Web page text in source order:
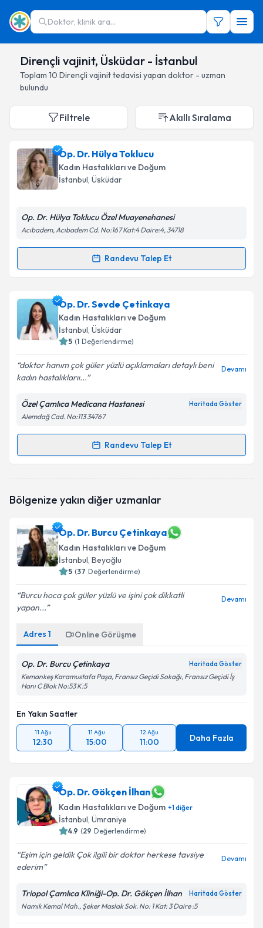
Doktor, klinik ara...
Dirençli vajinit, Üsküdar - İstanbul
Toplam 10 Dirençli vajinittedavisi yapan doktor - uzman
bulundu
Filtrele Akıllı Sıralama
Op. Dr. Hülya Toklucu
Kadın Hastalıkları ve Doğum
İstanbul, Üsküdar
Op. Dr. Hülya Toklucu Özel Muayenehanesi
Acıbadem, Acıbadem Cd. No:167 Kat:4 Daire:4, 34718
Randevu Talep Et
Randevu Takvimi Talebi
Op. Dr. Hülya Toklucuiçin randevu takvimi talebi
oluşturun. Size bu uzmandan randevu almanız için bir
takvim hazırlandığında e-posta ile bilgilendireceğiz.
Kişisel verilerimin işlenmesine ilişkin
Aydınlatma
Metni'ni okudum ve kişisel verilerimin belirtilen
kapsamda işlenmesini kabul ediyorum.
Op. Dr. Sevde Çetinkaya
Kadın Hastalıkları ve Doğum
İstanbul, Üsküdar
5 (1 Değerlendirme)
doktor hanım çok güler yüzlü açıklamaları detaylı beni
kadın hastalıklarıı...
Devamı
Özel Çamlıca Medicana Hastanesi Haritada Göster
Alemdağ Cad. No:113 34767
Randevu Talep Et
Randevu Takvimi Talebi
oluşturun. Size bu uzmandan randevu almanız için bir
E-posta Adresiniz
Kişisel verilerimin işlenmesine ilişkin
Aydınlatma
Bölgenize yakın diğer uzmanlar
Op. Dr. Burcu Çetinkaya
Kadın Hastalıkları ve Doğum
İstanbul, Beyoğlu
5 (37 Değerlendirme)
Burcu hoca çok güler yüzlü ve işini çok dikkatli
yapan...
Devamı
Adres 1 Online Görüşme
Op. Dr. Burcu Çetinkaya Haritada Göster
Kemankeş Karamustafa Paşa, Fransız Geçidi Sokağı, Fransız Geçidi İş
Hanı C Blok No:53 K:5
En Yakın Saatler
11 Ağu
12:30
11 Ağu
15:00
12 Ağu
11:00 Daha Fazla
Op. Dr. Gökçen İlhan
Kadın Hastalıkları ve Doğum +1diğer
İstanbul, Ümraniye
4.9 (29 Değerlendirme)
Eşim için geldik Çok ilgili bir doktor herkese tavsiye
ederim
Devamı
Triopol Çamlıca Kliniği-Op. Dr. Gökçen İlhan Haritada Göster
Namık Kemal Mah., Şeker Maslak Sok. No: 1 Kat: 3 Daire :5